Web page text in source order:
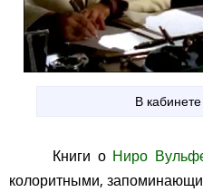
В
Книги о Ниро
колоритными,